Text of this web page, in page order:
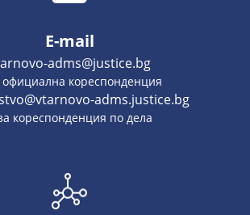
E-mail
adms@justice.bg
официална кореспонденция
adms.justice.bg
кореспонденция по дела